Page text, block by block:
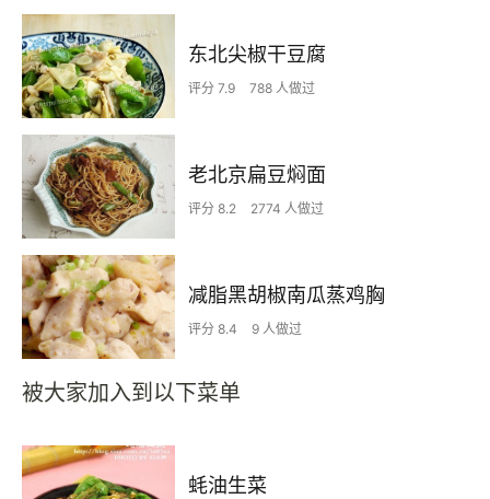
东北尖椒干豆腐
评分 7.9 788 人做过
老北京扁豆焖面
评分 8.2 2774 人做过
减脂黑胡椒南瓜蒸鸡胸
评分 8.4 9 人做过
被大家加入到以下菜单
蚝油生菜